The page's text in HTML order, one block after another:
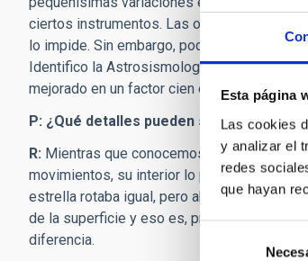
Esta página
Las cookies
y analizar el
redes
que hayan
ciertos instrumentos. Las oscilaciones son
lo impide. Sin embargo, podemos evitarla
Identifico la Astrosismología con “la nueva
mejorado en un factor cien en una década y
P: ¿Qué detalles pueden saberse?
R: Mientras que conocemos, desde hace
movimientos, su interior lo podemos
estrella rotaba igual, pero ahora sabemos
de la superficie y eso es, precisamente, lo
diferencia.